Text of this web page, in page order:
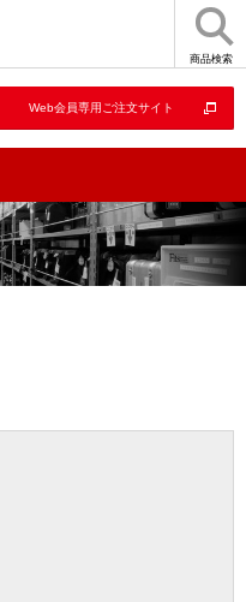
商品検索
Web会員専用ご注文サイト